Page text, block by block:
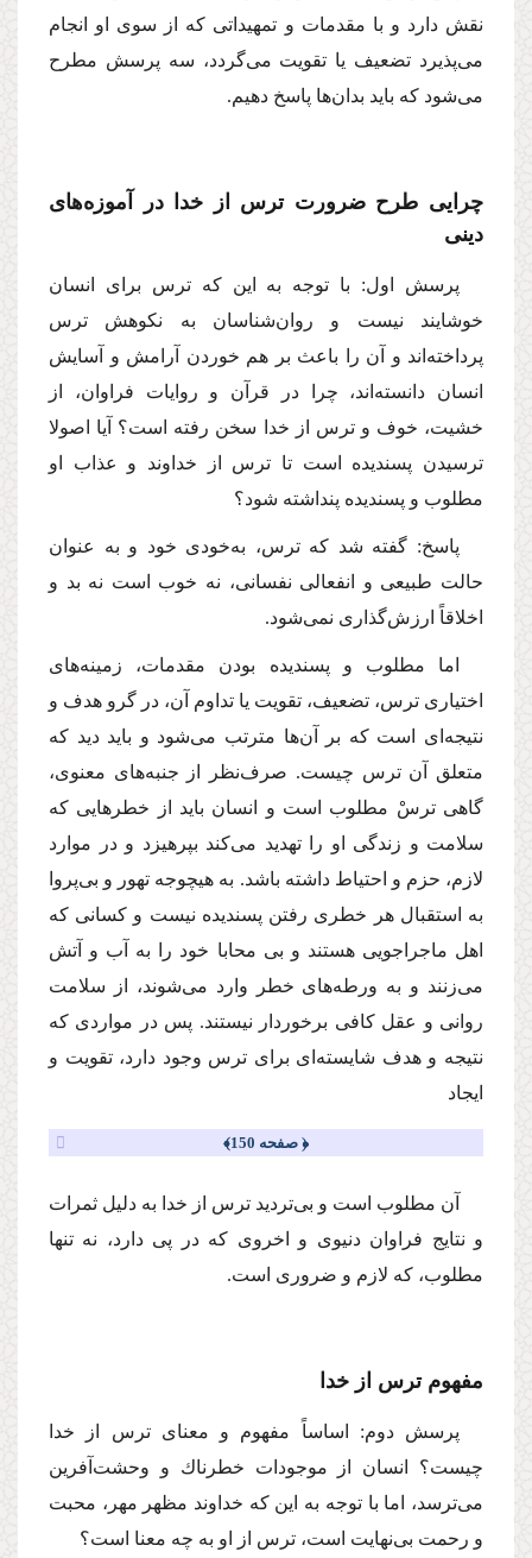
نقش دارد و با مقدمات و تمهیداتى كه از سوى او انجام
مى‌پذیرد تضعیف یا تقویت مى‌گردد، سه پرسش مطرح
مى‌شود كه باید بدان‌ها پاسخ دهیم.
چرایى طرح ضرورت ترس از خدا در آموزه‌هاى
دینى
پرسش اول: با توجه به این كه ترس براى انسان
خوشایند نیست و روان‌شناسان به نكوهش ترس
پرداخته‌اند و آن را باعث بر هم خوردن آرامش و آسایش
انسان دانسته‌اند، چرا در قرآن و روایات فراوان، از
خشیت، خوف و ترس از خدا سخن رفته است؟ آیا اصولا
ترسیدن پسندیده است تا ترس از خداوند و عذاب او
مطلوب و پسندیده پنداشته شود؟
پاسخ: گفته شد كه ترس، به‌خودى خود و به عنوان
حالت طبیعى و انفعالى نفسانى، نه خوب است نه بد و
اخلاقاً ارزش‌گذارى نمى‌شود.
اما مطلوب و پسندیده بودن مقدمات، زمینه‌هاى
اختیارى ترس، تضعیف، تقویت یا تداوم آن، در گرو هدف و
نتیجه‌اى است كه بر آن‌ها مترتب مى‌شود و باید دید كه
متعلق آن ترس چیست. صرف‌نظر از جنبه‌هاى معنوى،
گاهى ترسْ مطلوب است و انسان باید از خطرهایى كه
سلامت و زندگى او را تهدید مى‌كند بپرهیزد و در موارد
لازم، حزم و احتیاط داشته باشد. به هیچوجه تهور و بى‌پروا
به استقبال هر خطرى رفتن پسندیده نیست و كسانى كه
اهل ماجراجویى هستند و بى محابا خود را به آب و آتش
مى‌زنند و به ورطه‌هاى خطر وارد مى‌شوند، از سلامت
روانى و عقل كافى برخوردار نیستند. پس در مواردى كه
نتیجه و هدف شایسته‌اى براى ترس وجود دارد، تقویت و
ایجاد
﴿ صفحه 150﴾
آن مطلوب است و بى‌تردید ترس از خدا به دلیل ثمرات
و نتایج فراوان دنیوى و اخروى كه در پى دارد، نه تنها
مطلوب، كه لازم و ضرورى است.
مفهوم ترس از خدا
پرسش دوم: اساساً مفهوم و معناى ترس از خدا
چیست؟ انسان از موجودات خطرناك و وحشت‌آفرین
مى‌ترسد، اما با توجه به این كه خداوند مظهر مهر، محبت
و رحمت بى‌نهایت است، ترس از او به چه معنا است؟